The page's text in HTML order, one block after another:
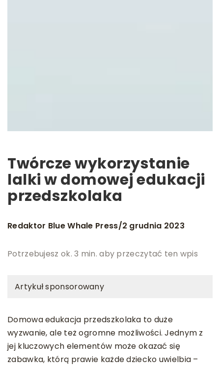
Twórcze wykorzystanie
lalki w domowej edukacji
przedszkolaka
Redaktor Blue Whale Press/2 grudnia 2023
Potrzebujesz ok. 3 min. aby przeczytać ten wpis
Artykuł sponsorowany
Domowa edukacja przedszkolaka to duże
wyzwanie, ale też ogromne możliwości. Jednym z
jej kluczowych elementów może okazać się
zabawka, którą prawie każde dziecko uwielbia –